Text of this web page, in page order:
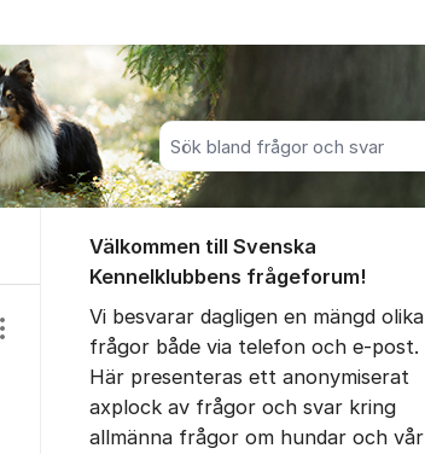
Sök bland alla inlägg
Visa/dölj inställningar för inlägg/kommentar
Välkommen till Svenska
Kennelklubbens frågeforum!
Vi besvarar dagligen en mängd olika
frågor både via telefon och e-post.
Här presenteras ett anonymiserat
axplock av frågor och svar kring
allmänna frågor om hundar och vår